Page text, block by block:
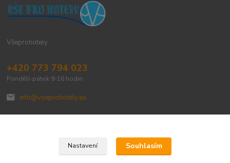
Všeprohotely
+420 773 794 023
Pondělí-pátek 9-16 hodin
info@vseprohotely.eu
Upravit sběr cookies.
Nastavení Souhlasím